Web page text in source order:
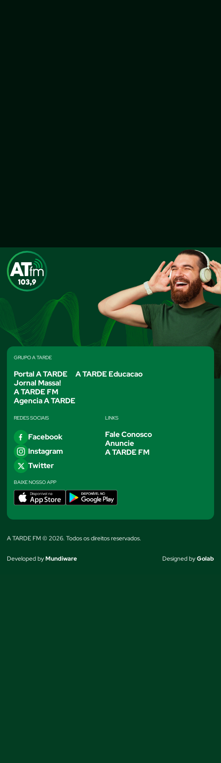
GRUPO A TARDE
Portal A TARDE
Jornal Massa!
A TARDE FM
Agencia A TARDE
A TARDE Educacao
LINKS
Fale Conosco
Anuncie
A TARDE FM
REDES SOCIAIS
Facebook
Instagram
Twitter
BAIXE NOSSO APP
A TARDE FM © 2026. Todos os direitos reservados.
Developed byMundiware Designed byGolab